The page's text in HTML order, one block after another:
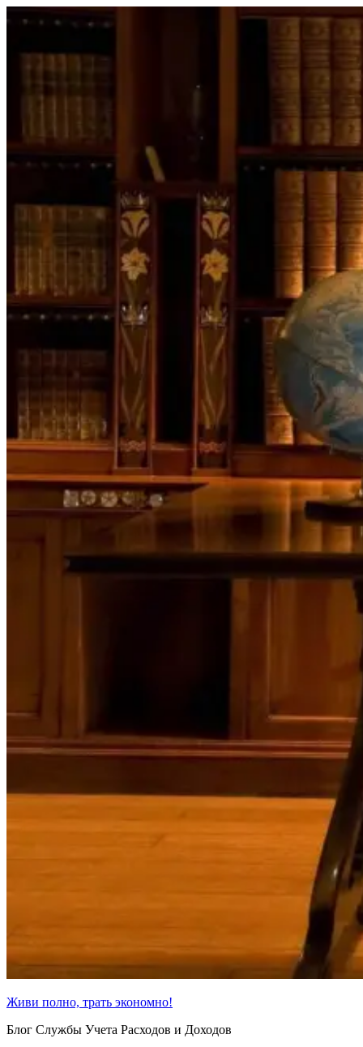
Перейти
Живи полно, трать экономно!
Блог Службы Учета Расходов и Доходов